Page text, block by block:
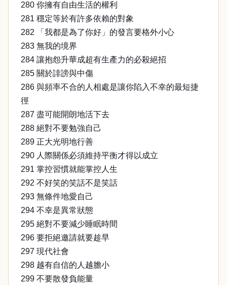
280 你擁有自由生活的權利
281 穩定等於有許多依賴的對象
282 「我都是為了你好」的發言要格外小心
283 無我的境界
284 讓抱怨升華成超有生產力的必殺絕招
285 關於誹謗與中傷
286 與頻率不合的人相處是讓你陷入不幸的最短捷
徑
287 盡可能開朗地活下去
288 絕對不要勉強自己
289 正大光明地行善
290 人際關係必須維持平衡才得以成立
291 掌控習慣就能掌控人生
292 不好笑的笑話不是笑話
293 無條件地愛自己
294 不幸是異常狀態
295 絕對不要減少睡眠時間
296 要拒絕邀請就要趁早
297 現代社會
298 越有自信的人越膽小
299 不要散發負能量